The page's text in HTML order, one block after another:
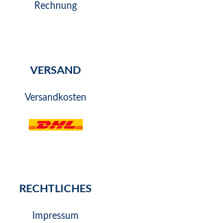
Rechnung
VERSAND
Versandkosten
RECHTLICHES
Impressum